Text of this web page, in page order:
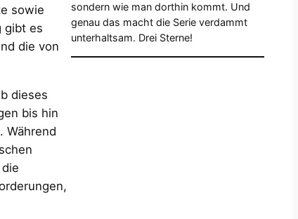
sowie
gibt es
die von
dieses
bis hin
Während
sondern wie man dorthin kommt. Und
genau das macht die Serie verdammt
unterhaltsam. Drei Sterne!